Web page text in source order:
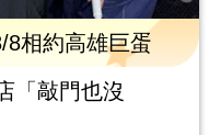
8相約高雄巨蛋
「敲門也沒